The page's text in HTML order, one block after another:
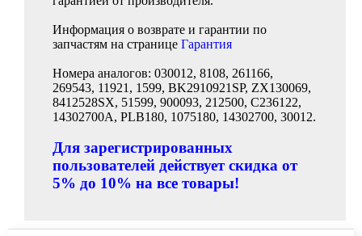
Информация о возврате и гарантии по
запчастям на странице Гарантия
Номера аналогов: 030012, 8108, 261166,
269543, 11921, 1599, BK2910921SP, ZX130069,
8412528SX, 51599, 900093, 212500, C236122,
14302700A, PLB180, 1075180, 14302700, 30012.
Для зарегистрированных
пользователей действует скидка от
5% до 10% на все товары!